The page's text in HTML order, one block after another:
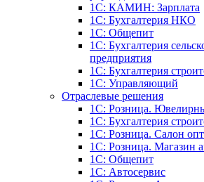
1C: КАМИН: Зарплата
1C: Бухгалтерия НКО
1С: Общепит
1С: Бухгалтерия
предприятия
1С: Бухгалтерия
1С: Управляющий
Отраслевые решения
1С: Розница.
1С: Бухгалтерия
1С: Розница. Салон
1С: Розница. Магазин
1C: Общепит
1С: Автосервис